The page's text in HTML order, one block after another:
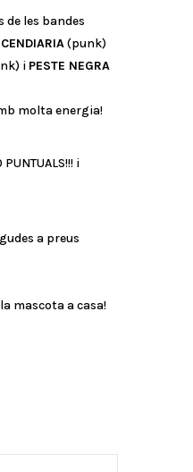
de les bandes
(punk)
i PESTE NEGRA
molta energia!
i
a preus
mascota a casa!